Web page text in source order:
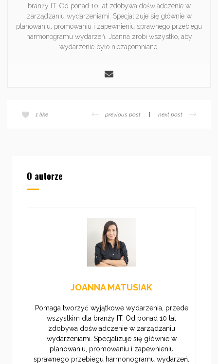
branży IT. Od ponad 10 lat zdobywa doświadczenie w
zarządzaniu wydarzeniami. Specjalizuje się głównie w
planowaniu, promowaniu i zapewnieniu sprawnego przebiegu
harmonogramu wydarzeń. Joanna zrobi wszystko, aby
wydarzenie było niezapomniane.
1 like previous post next post
O autorze
JOANNA MATUSIAK
Pomaga tworzyć wyjątkowe wydarzenia, przede
wszystkim dla branży IT. Od ponad 10 lat
zdobywa doświadczenie w zarządzaniu
wydarzeniami. Specjalizuje się głównie w
planowaniu, promowaniu i zapewnieniu
sprawnego przebiegu harmonogramu wydarzeń.